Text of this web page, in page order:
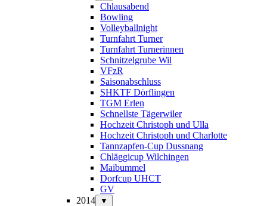
Chlausabend
Bowling
Volleyballnight
Turnfahrt Turner
Turnfahrt Turnerinnen
Schnitzelgrube Wil
VFzR
Saisonabschluss
SHKTF Dörflingen
TGM Erlen
Schnellste Tägerwiler
Hochzeit Christoph und Ulla
Hochzeit Christoph und Charlotte
Tannzapfen-Cup Dussnang
Chläggicup Wilchingen
Maibummel
Dorfcup UHCT
GV
2014
▼